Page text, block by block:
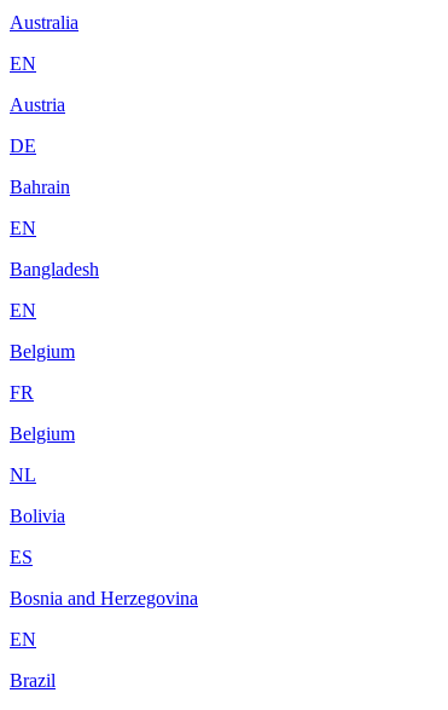
Australia
EN
Austria
DE
Bahrain
EN
Bangladesh
EN
Belgium
FR
Belgium
NL
Bolivia
ES
Bosnia and Herzegovina
EN
Brazil